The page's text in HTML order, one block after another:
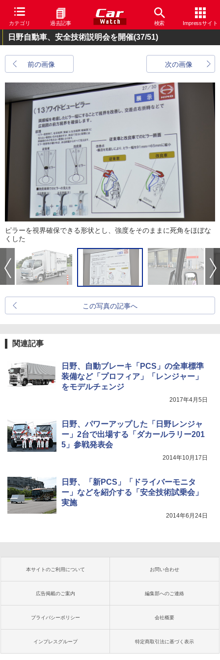
カテゴリ 過去記事 検索 Impressサイト
日野自動車、安全技術説明会を開催(37/51)
前の画像 次の画像
ピラーを視界確保できる形状とし、強度をそのままに死角をほぼな
くした
この写真の記事へ
関連記事
日野、自動ブレーキ「PCS」の全車標準
装備など「プロフィア」「レンジャー」
をモデルチェンジ
2017年4月5日
日野、パワーアップした「日野レンジャ
ー」2台で出場する「ダカールラリー201
5」参戦発表会
2014年10月17日
日野、「新PCS」「ドライバーモニタ
ー」などを紹介する「安全技術試乗会」
実施
2014年6月24日
本サイトのご利用について お問い合わせ
広告掲載のご案内 編集部へのご連絡
プライバシーポリシー 会社概要
インプレスグループ 特定商取引法に基づく表示